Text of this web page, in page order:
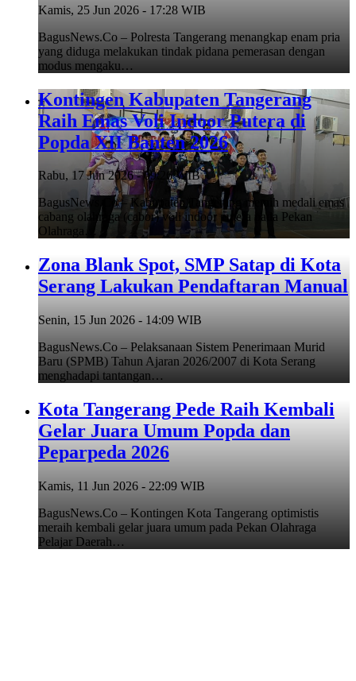
Kamis, 25 Jun 2026 - 17:28 WIB
BagusNews.Co – Polresta Tangerang menangkap enam pria
yang diduga melakukan tindak pidana pemerasan dengan
modus mengaku…
Kontingen Kabupaten Tangerang
Raih Emas Voli Indoor Putera di
Popda XII Banten 2026
Rabu, 17 Jun 2026 - 09:26 WIB
BagusNews.Co – Kabupaten Tangerang meraih medali emas
cabang olahraga (cabor) voli indoor putera pada Pekan
Olahraga…
Zona Blank Spot, SMP Satap di Kota
Serang Lakukan Pendaftaran Manual
Senin, 15 Jun 2026 - 14:09 WIB
BagusNews.Co – Pelaksanaan Sistem Penerimaan Murid
Baru (SPMB) Tahun Ajaran 2026/2007 di Kota Serang
menghadapi tantangan…
Kota Tangerang Pede Raih Kembali
Gelar Juara Umum Popda dan
Peparpeda 2026
Kamis, 11 Jun 2026 - 22:09 WIB
BagusNews.Co – Kontingen Kota Tangerang optimistis
meraih kembali gelar juara umum pada Pekan Olahraga
Pelajar Daerah…